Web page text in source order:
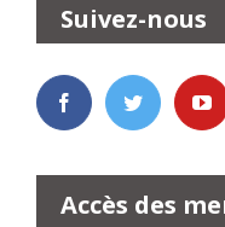
Suivez-nous
Accès des